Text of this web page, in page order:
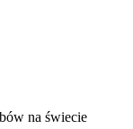
na świecie